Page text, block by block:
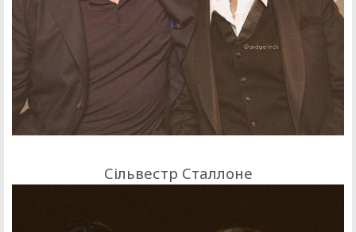
Сільвестр Сталлоне